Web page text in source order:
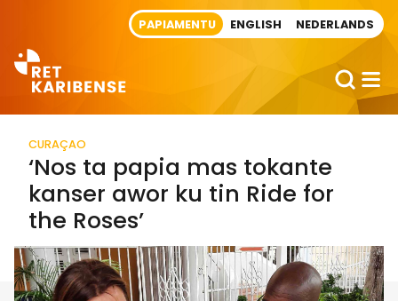
PAPIAMENTU ENGLISH NEDERLANDS
CURAÇAO
‘Nos ta papia mas tokante
kanser awor ku tin Ride for
the Roses’